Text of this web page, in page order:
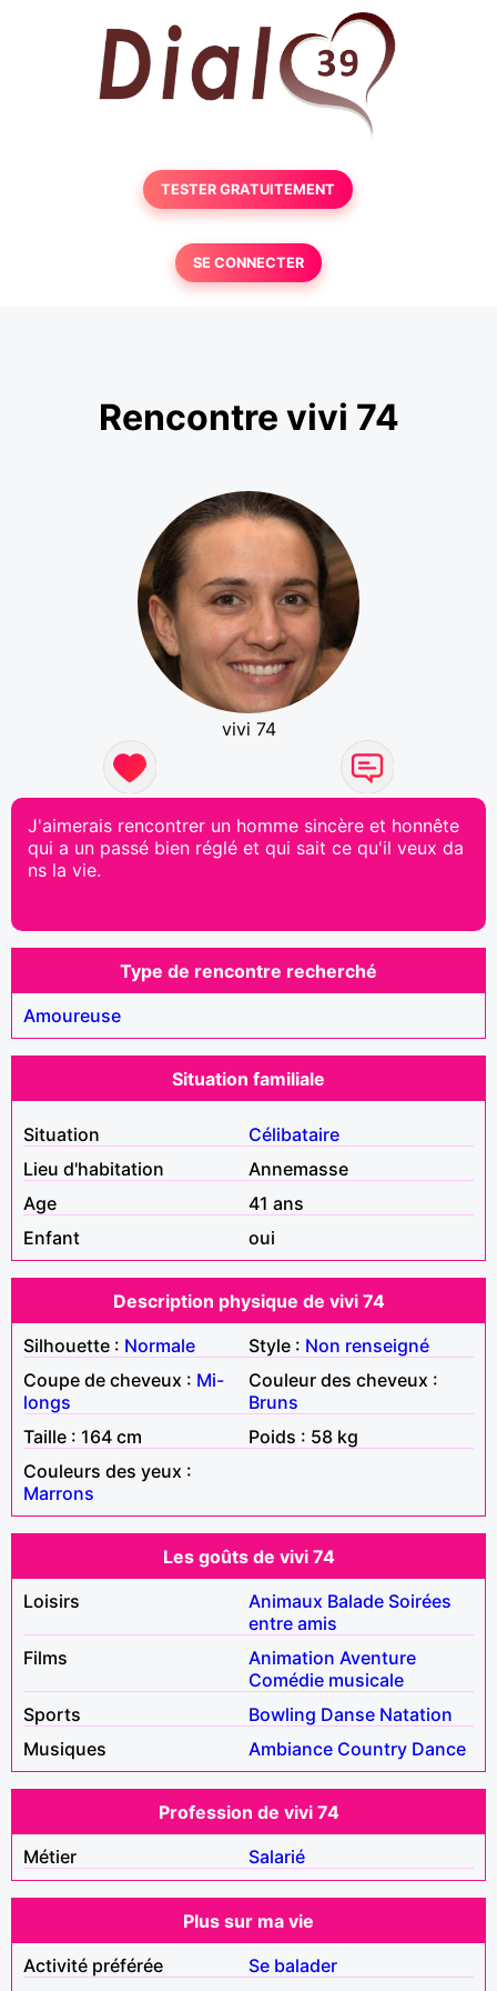
TESTER GRATUITEMENT
SE CONNECTER
Rencontre vivi 74
vivi 74
J'aimerais rencontrer un homme sincère et honnête
qui a un passé bien réglé et qui sait ce qu'il veux da
ns la vie.
Type de rencontre recherché
Amoureuse
Situation familiale
Situation
Célibataire
Lieu d'habitation
Annemasse
Age
41 ans
Enfant
oui
Description physique de vivi 74
Silhouette : Normale Style : Non renseigné
Coupe de cheveux : Mi-
longs
Couleur des cheveux :
Bruns
Taille : 164 cm
Poids : 58 kg
Couleurs des yeux :
Marrons
Les goûts de vivi 74
Loisirs
Animaux Balade Soirées
entre amis
Films
Animation Aventure
Comédie musicale
Sports
Bowling Danse Natation
Musiques
Ambiance Country Dance
Profession de vivi 74
Métier
Salarié
Plus sur ma vie
Activité préférée
Se balader